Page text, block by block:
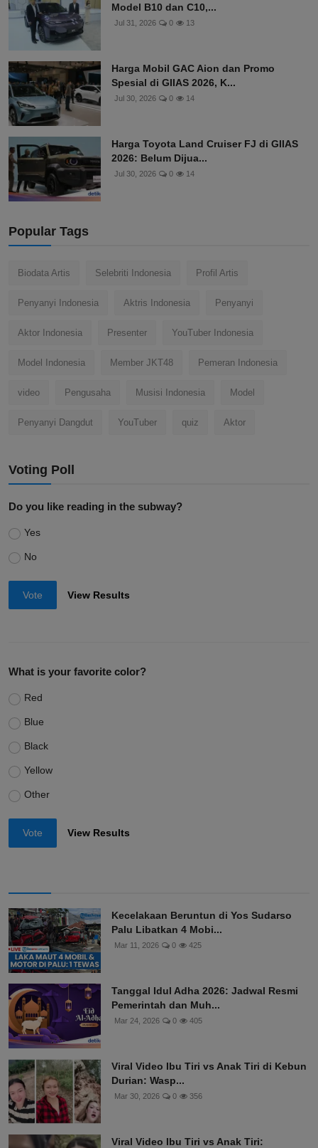
Model B10 dan C10,...
Jul 31, 2026 0 13
Harga Mobil GAC Aion dan Promo
Spesial di GIIAS 2026, K...
Jul 30, 2026 0 14
Harga Toyota Land Cruiser FJ di GIIAS
2026: Belum Dijua...
Jul 30, 2026 0 14
Popular Tags
Biodata Artis Selebriti Indonesia Profil Artis
Penyanyi Indonesia Aktris Indonesia Penyanyi
Aktor Indonesia Presenter YouTuber Indonesia
Model Indonesia Member JKT48 Pemeran Indonesia
video Pengusaha Musisi Indonesia Model
Penyanyi Dangdut YouTuber quiz Aktor
Voting Poll
Do you like reading in the subway?
Yes
No
Vote View Results
What is your favorite color?
Red
Blue
Black
Yellow
Other
Vote View Results
Kecelakaan Beruntun di Yos Sudarso
Palu Libatkan 4 Mobi...
Mar 11, 2026 0 425
Tanggal Idul Adha 2026: Jadwal Resmi
Pemerintah dan Muh...
Mar 24, 2026 0 405
Viral Video Ibu Tiri vs Anak Tiri di Kebun
Durian: Wasp...
Mar 30, 2026 0 356
Viral Video Ibu Tiri vs Anak Tiri: